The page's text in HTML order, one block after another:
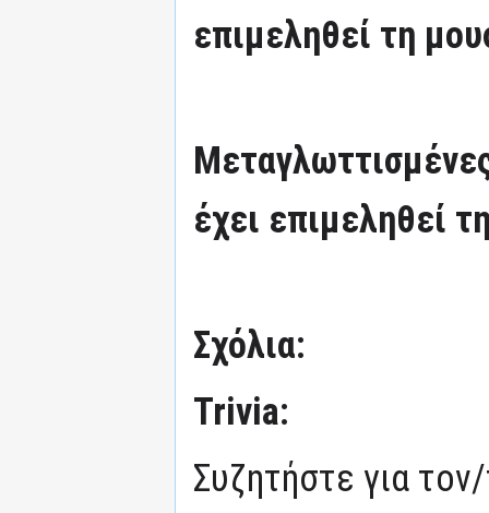
επιμεληθεί τη
έχει επιμεληθεί
Σχόλια:
Trivia:
Συζητήστε για